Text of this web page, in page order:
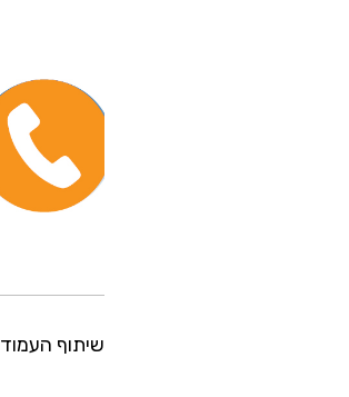
שיתוף העמוד